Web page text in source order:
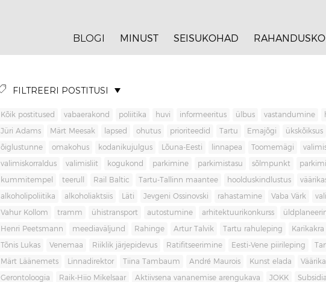
BLOGI MINUST SEISUKOHAD
FILTREERI POSTITUSI
Kõik postitused vabaerakond poliitika huvi informeeritus ülbus vastandumine
Jüri Adams Märt Meesak lapsed ohutus prioriteedid Tartu Emajõgi ükskõiksus
õiglustunne omakohus kodanikujulgus Lõuna-Eesti linnapea Toomemägi
valimiskorraldus valimisliit kogukond parkimine parkimistasu sõlmpunkt
kummitempel teerull Rail Baltic Tartu-Tallinn maantee hoolduskindlustus
alkoholipoliitika alkoholiaktsiis Läti Jevgeni Ossinovski rahastamine Vaba Värk
Vahur Kollom tramm ühistransport autostumine arhitektuurikonkurss
Henri Peetsmann meediaväljund Rahinge Artur Talvik Tartu rahuleping
Tõnis Lukas Venemaa Riiklik järjepidevus Ratifitseerimine Eesti-Vene piirileping
Märt Läänemets Linnadirektor Tiina Tambaum André Maurois Kunst elada
Gerontoloogia Raik-Hiio Mikelsaar Aktiivsena vananemise arengukava JOKK